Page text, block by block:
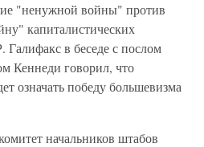
"ненужной войны" против
капиталистических
в беседе с послом
говорил, что
означать победу большевизма
начальников штабов